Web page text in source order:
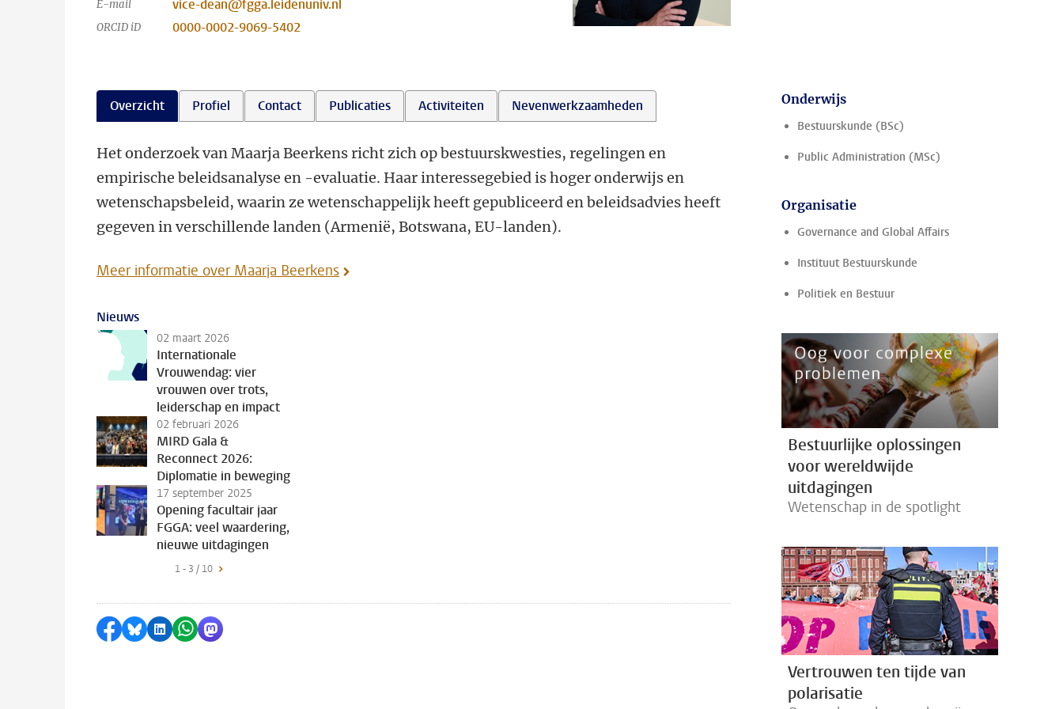
E-mail vice-dean@fgga.leidenuniv.nl
ORCID iD 0000-0002-9069-5402
Overzicht Profiel Contact Publicaties Activiteiten Nevenwerkzaamheden
Het onderzoek van Maarja Beerkens richt zich op bestuurskwesties, regelingen en
empirische beleidsanalyse en -evaluatie. Haar interessegebied is hoger onderwijs en
wetenschapsbeleid, waarin ze wetenschappelijk heeft gepubliceerd en beleidsadvies heeft
gegeven in verschillende landen (Armenië, Botswana, EU-landen).
Meer informatie over Maarja Beerkens
Nieuws
02 maart 2026
Internationale
Vrouwendag: vier
vrouwen over trots,
leiderschap en impact
02 februari 2026
MIRD Gala &
Reconnect 2026:
Diplomatie in beweging
17 september 2025
Opening facultair jaar
FGGA: veel waardering,
nieuwe uitdagingen
1 - 3 / 10
Delen op Facebook
Delen via Bluesky
Delen op LinkedIn
Delen via WhatsApp
Delen via Mastodon
Onderwijs
Bestuurskunde (BSc)
Public Administration (MSc)
Organisatie
Governance and Global Affairs
Instituut Bestuurskunde
Politiek en Bestuur
Bestuurlijke oplossingen
voor wereldwijde
uitdagingen
Wetenschap in de spotlight
Vertrouwen ten tijde van
polarisatie